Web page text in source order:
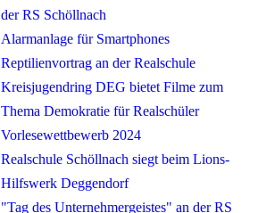
der RS Schöllnach
Alarmanlage für Smartphones
Reptilienvortrag an der Realschule
Kreisjugendring DEG bietet Filme zum
Thema Demokratie für Realschüler
Vorlesewettbewerb 2024
Realschule Schöllnach siegt beim Lions-
Hilfswerk Deggendorf
"Tag des Unternehmergeistes" an der RS